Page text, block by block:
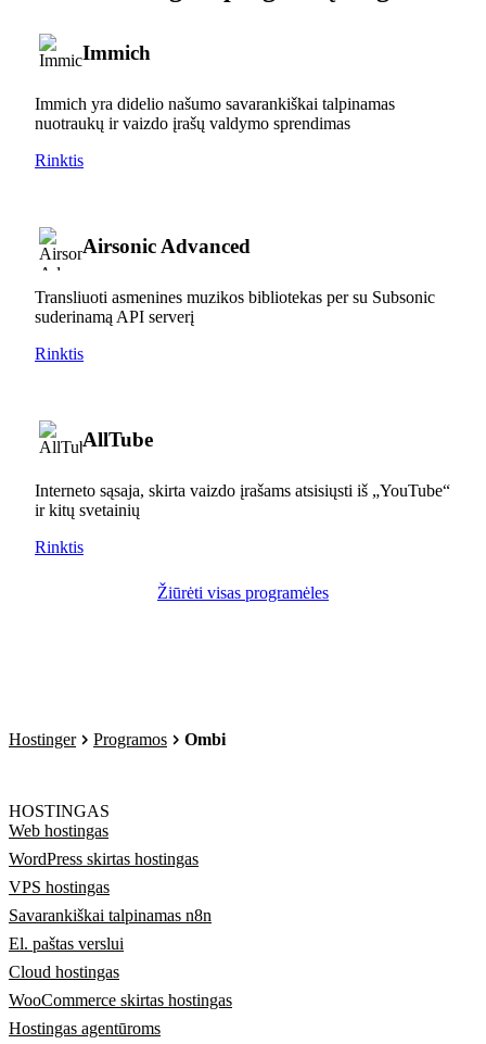
Immich
Immich yra didelio našumo savarankiškai talpinamas
nuotraukų ir vaizdo įrašų valdymo sprendimas
Rinktis
Airsonic Advanced
Transliuoti asmenines muzikos bibliotekas per su Subsonic
suderinamą API serverį
Rinktis
AllTube
Interneto sąsaja, skirta vaizdo įrašams atsisiųsti iš „YouTube“
ir kitų svetainių
Rinktis
Žiūrėti visas programėles
Hostinger Programos Ombi
HOSTINGAS
Web hostingas
WordPress skirtas hostingas
VPS hostingas
Savarankiškai talpinamas n8n
El. paštas verslui
Cloud hostingas
WooCommerce skirtas hostingas
Hostingas agentūroms